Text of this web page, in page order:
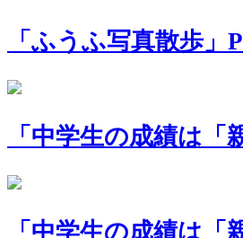
「ふうふ写真散歩」
「中学生の成績は
「中学生の成績は